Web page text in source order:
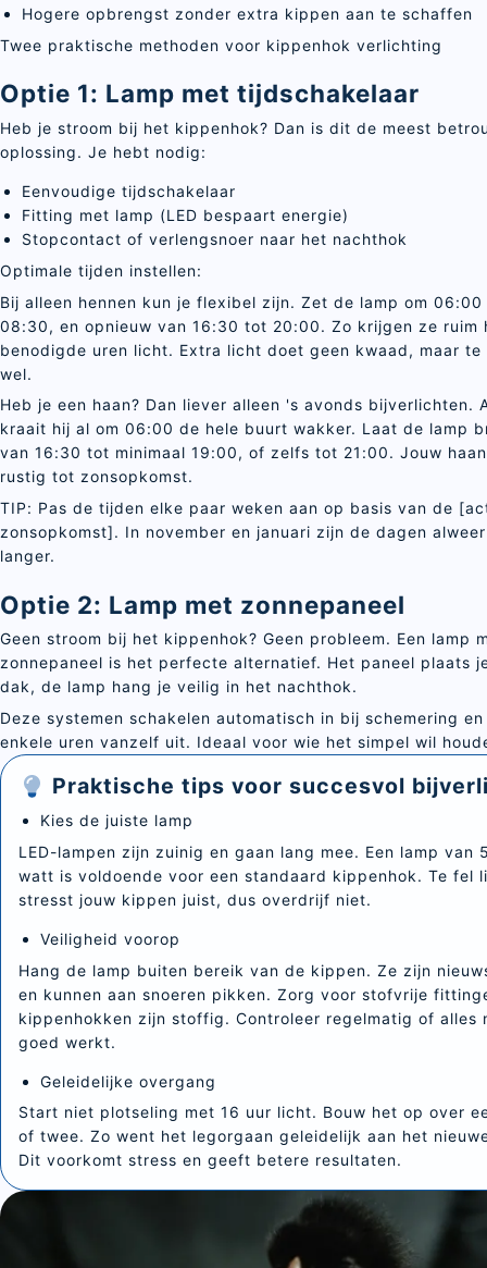
Hogere opbrengst zonder extra kippen aan te schaffen
Twee praktische methoden voor kippenhok verlichting
Optie 1: Lamp met tijdschakelaar
Heb je stroom bij het kippenhok? Dan is dit de meest
oplossing. Je hebt nodig:
Eenvoudige tijdschakelaar
Fitting met lamp (LED bespaart energie)
Stopcontact of verlengsnoer naar het nachthok
Optimale tijden instellen:
Bij alleen hennen kun je flexibel zijn. Zet de lamp om
08:30, en opnieuw van 16:30 tot 20:00. Zo krijgen ze ruim
benodigde uren licht. Extra licht doet geen kwaad, maar te
wel.
Heb je een haan? Dan liever alleen 's avonds bijverlichten.
kraait hij al om 06:00 de hele buurt wakker. Laat de lamp
van 16:30 tot minimaal 19:00, of zelfs tot 21:00. Jouw
rustig tot zonsopkomst.
TIP: Pas de tijden elke paar weken aan op basis van de
zonsopkomst]. In november en januari zijn de dagen
langer.
Optie 2: Lamp met zonnepaneel
Geen stroom bij het kippenhok? Geen probleem. Een lamp
zonnepaneel is het perfecte alternatief. Het paneel plaats
dak, de lamp hang je veilig in het nachthok.
Deze systemen schakelen automatisch in bij schemering
enkele uren vanzelf uit. Ideaal voor wie het simpel wil
Praktische tips voor succesvol
Kies de juiste lamp
LED-lampen zijn zuinig en gaan lang mee. Een lamp van
watt is voldoende voor een standaard kippenhok. Te fel
stresst jouw kippen juist, dus overdrijf niet.
Veiligheid voorop
Hang de lamp buiten bereik van de kippen. Ze zijn
en kunnen aan snoeren pikken. Zorg voor stofvrije
kippenhokken zijn stoffig. Controleer regelmatig of alles
goed werkt.
Geleidelijke overgang
Start niet plotseling met 16 uur licht. Bouw het op over
of twee. Zo went het legorgaan geleidelijk aan het
Dit voorkomt stress en geeft betere resultaten.